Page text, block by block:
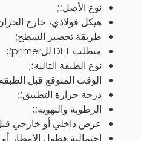
نوع الأصل؛;
هيكل فولاذي، خارج
طريقة تحضير السطح;
متطلب DFT للprimer؛;
نوع الطبقة التالية؛;
الوقت المتوقع قبل الطبقة
درجة حرارة التطبيق؛;
الرطوبة والتهوية؛;
عرض داخلي أو خارجي قبل